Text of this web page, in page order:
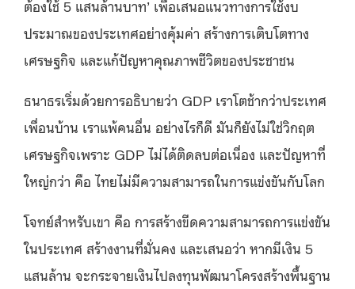
ต้องใช้ 5 แสนล้านบาท’ เพื่อเสนอแนวทางการใช้งบ
ประมาณของประเทศอย่างคุ้มค่า สร้างการเติบโตทาง
เศรษฐกิจ และแก้ปัญหาคุณภาพชีวิตของประชาชน
ธนาธรเริ่มด้วยการอธิบายว่า GDP เราโตช้ากว่าประเทศ
เพื่อนบ้าน เราแพ้คนอื่น อย่างไรก็ดี มันก็ยังไม่ใช่วิกฤต
เศรษฐกิจเพราะ GDPไม่ได้ติดลบต่อเนื่อง และปัญหาที่
ใหญ่กว่า คือ ไทยไม่มีความสามารถในการแข่งขันกับโลก
โจทย์สำหรับเขา คือ การสร้างขีดความสามารถการแข่งขัน
ในประเทศ สร้างงานที่มั่นคง และเสนอว่า หากมีเงิน 5
แสนล้าน จะกระจายเงินไปลงทุนพัฒนาโครงสร้างพื้นฐาน